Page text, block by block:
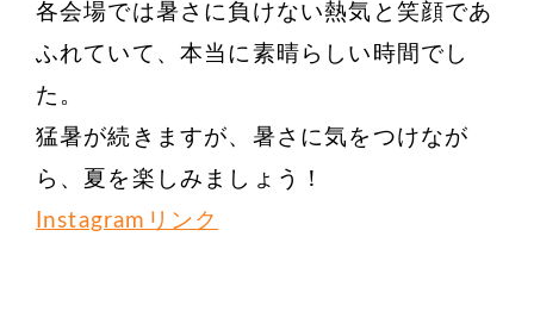
各会場では暑さに負けない熱気と笑顔であ
ふれていて、本当に素晴らしい時間でし
た。
猛暑が続きますが、暑さに気をつけなが
ら、夏を楽しみましょう！
Instagramリンク